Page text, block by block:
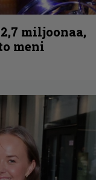
miljoonaa,
meni